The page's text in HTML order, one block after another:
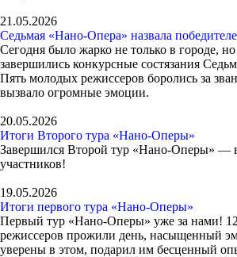
21.05.2026
Седьмая «Нано-Опера» назвала
Сегодня было жарко не только в городе,
завершились конкурсные состязания
Пять молодых режиссеров боролись за
вызвало огромные эмоции.
20.05.2026
Итоги Второго тура «Нано-Оперы»
Завершился Второй тур «Нано-Оперы» —
участников!
19.05.2026
Итоги первого тура «Нано-Оперы»
Первый тур «Нано-Оперы» уже за нами!
режиссеров прожили день, насыщенный
уверены в этом, подарил им бесценный